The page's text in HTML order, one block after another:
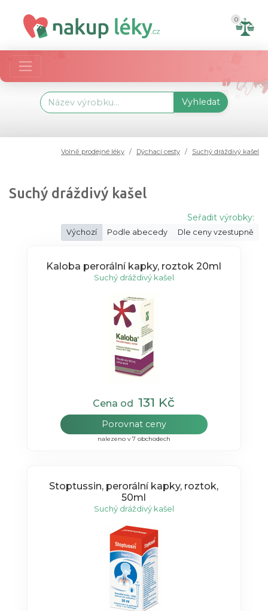
0
Vyhledat
Volně prodejné léky Dýchací cesty Suchý dráždivý kašel
Suchý dráždivý kašel
Seřadit výrobky:
Výchozí Podle abecedy Dle ceny vzestupně
Kaloba perorální kapky, roztok 20ml
Suchý dráždivý kašel
Cena od131 Kč
Porovnat ceny
nalezeno v 7 obchodech
Stoptussin, perorální kapky, roztok,
50ml
Suchý dráždivý kašel